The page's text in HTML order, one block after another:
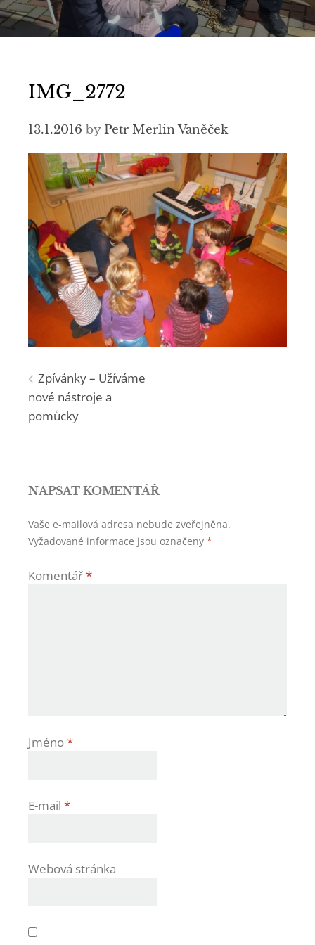
IMG_2772
13.1.2016 byPetr Merlin Vaněček
Navigace
pro
Zpívánky – Užíváme
nové nástroje a
pomůcky
NAPSAT KOMENTÁŘ
Vaše e-mailová adresa nebude zveřejněna.
Vyžadované informace jsou označeny *
Komentář*
Jméno*
E-mail *
Webová stránka